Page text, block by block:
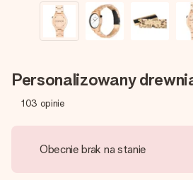
Personalizowany
103 opinie
Obecnie brak na stanie